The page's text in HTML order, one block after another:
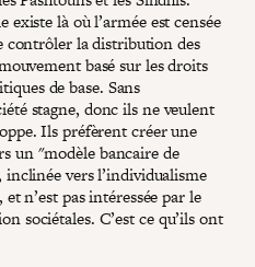
là où l’armée est censée
contrôler la distribution des
basé sur les droits
de base. Sans
stagne, donc ils ne veulent
Ils préfèrent créer une
un "modèle bancaire de
inclinée vers l’individualisme
n’est pas intéressée par le
sociétales. C’est ce qu’ils ont